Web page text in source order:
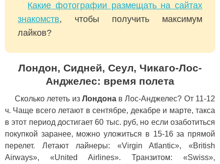
Какие фотографии размещать на сайтах
знакомств, чтобы получить максимум
лайков?
Лондон, Сидней, Сеул, Чикаго-Лос-
Анджелес: время полета
Сколько лететь из Лондонав Лос-Анджелес? От 11-12
ч. Чаще всего летают в сентябре, декабре и марте, такса
в этот период достигает 60 тыс. руб, но если озаботиться
покупкой заранее, можно уложиться в 15-16 за прямой
перелет. Летают лайнеры: «Virgin Atlantic», «British
Airways», «United Airlines». Транзитом: «Swiss»,